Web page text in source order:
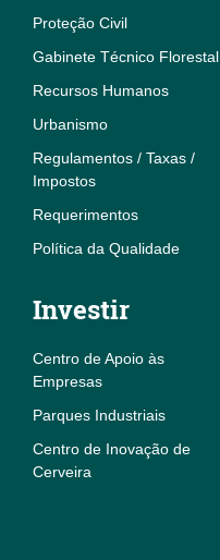
Proteção Civil
Gabinete Técnico Florestal
Recursos Humanos
Urbanismo
Regulamentos / Taxas /
Impostos
Requerimentos
Política da Qualidade
Investir
Centro de Apoio às
Empresas
Parques Industriais
Centro de Inovação de
Cerveira